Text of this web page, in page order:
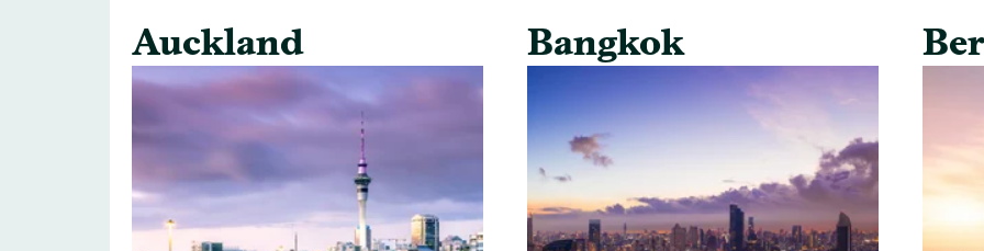
Auckland Bangkok